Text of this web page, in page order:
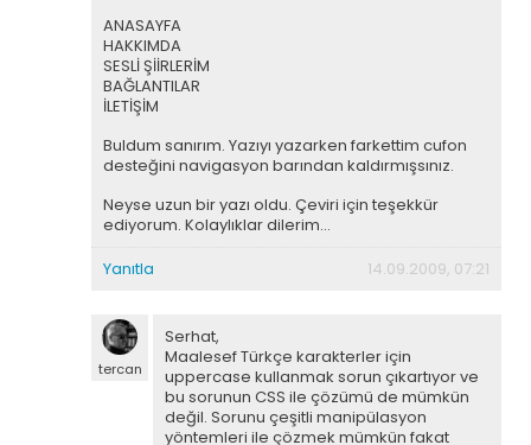
ANASAYFA
HAKKIMDA
SESLİ ŞİİRLERİM
BAĞLANTILAR
İLETİŞİM
Buldum sanırım. Yazıyı yazarken farkettim cufon
desteğini navigasyon barından kaldırmışsınız.
Neyse uzun bir yazı oldu. Çeviri için teşekkür
ediyorum. Kolaylıklar dilerim…
Yanıtla
14.09.2009, 07:21
tercan
Serhat,
Maalesef Türkçe karakterler için
uppercase kullanmak sorun çıkartıyor ve
bu sorunun CSS ile çözümü de mümkün
değil. Sorunu çeşitli manipülasyon
yöntemleri ile çözmek mümkün fakat